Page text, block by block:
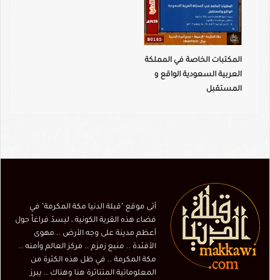
المكتبات الخاصة في المملكة
العربية السعودية الواقع و
المستقبل
أتى موقع "قبلة الدنيا مكة المكرمة" في
فضاء هذه القرية الكونية ، ليسدّ فراغاً حول
أعظم مدينة على وجه الأرض .. مهوى
الأفئدة .. منبع زمزم .. مركز العالم وأمنه ..
مكة المكرمة .. في ظل هذه الكثرة من
المعلوماتية المتناثرة هنا وهناك .. يبرز